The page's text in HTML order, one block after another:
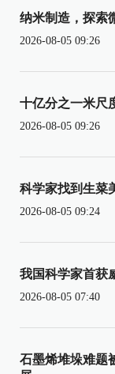
纳米制造，探索
2026-08-05 09:26
十亿分之一米尺
2026-08-05 09:26
科学家找到生菜
2026-08-05 09:24
我国科学家首获
2026-08-05 07:40
石墨烯堆垛难题